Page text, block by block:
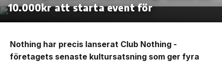
10.000kr att starta event för
Nothing har precis lanserat Club Nothing -
företagets senaste kultursatsning som ger fyra